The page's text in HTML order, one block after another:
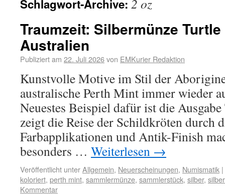
Schlagwort-Archive: 2 oz
Traumzeit: Silbermünze
Australien
Publiziert am 22. Juli 2026von EMKurier Redaktion
Kunstvolle Motive im Stil der
australische Perth Mint immer wieder
Neuestes Beispiel dafür ist die
zeigt die Reise der Schildkröten durch
Farbapplikationen und Antik-Finish
besonders … Weiterlesen →
Veröffentlicht unterAllgemein, Neuerscheinungen, Numismatik |
koloriert, perth mint, sammlermünze, sammlerstück, silber,
Kommentar